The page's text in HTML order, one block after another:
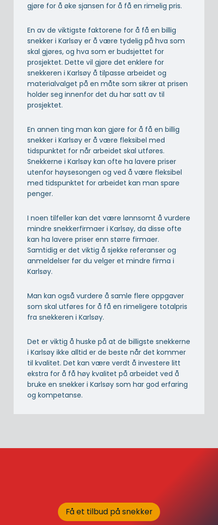
gjøre for å øke sjansen for å få en rimelig pris.
En av de viktigste faktorene for å få en billig
snekker i Karlsøy er å være tydelig på hva som
skal gjøres, og hva som er budsjettet for
prosjektet. Dette vil gjøre det enklere for
snekkeren i Karlsøy å tilpasse arbeidet og
materialvalget på en måte som sikrer at prisen
holder seg innenfor det du har satt av til
prosjektet.
En annen ting man kan gjøre for å få en billig
snekker i Karlsøy er å være fleksibel med
tidspunktet for når arbeidet skal utføres.
Snekkerne i Karlsøy kan ofte ha lavere priser
utenfor høysesongen og ved å være fleksibel
med tidspunktet for arbeidet kan man spare
penger.
I noen tilfeller kan det være lønnsomt å vurdere
mindre snekkerfirmaer i Karlsøy, da disse ofte
kan ha lavere priser enn større firmaer.
Samtidig er det viktig å sjekke referanser og
anmeldelser før du velger et mindre firma i
Karlsøy.
Man kan også vurdere å samle flere oppgaver
som skal utføres for å få en rimeligere totalpris
fra snekkeren i Karlsøy.
Det er viktig å huske på at de billigste snekkerne
i Karlsøy ikke alltid er de beste når det kommer
til kvalitet. Det kan være verdt å investere litt
ekstra for å få høy kvalitet på arbeidet ved å
bruke en snekker i Karlsøy som har god erfaring
og kompetanse.
Få et tilbud på snekker